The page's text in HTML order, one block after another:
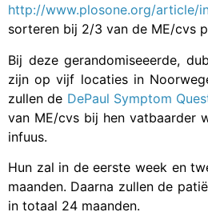
http://www.plosone.org/article/
sorteren bij 2/3 van de ME/cvs
Bij deze gerandomiseeerde,
zijn op vijf locaties in
zullen de DePaul Symptom
van ME/cvs bij hen vatbaarder
infuus.
Hun zal in de eerste week en
maanden. Daarna zullen de
in totaal 24 maanden.